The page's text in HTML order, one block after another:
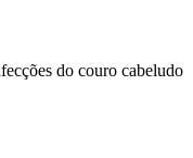
do couro cabeludo